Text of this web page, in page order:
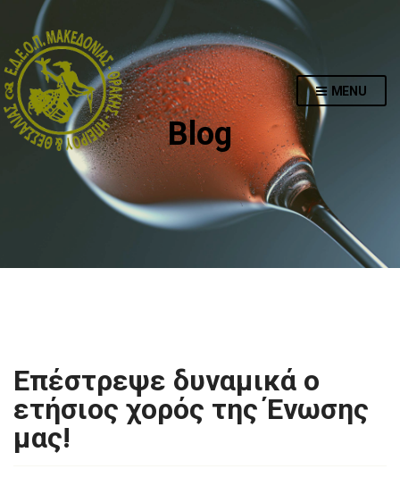
MENU
Blog
Επέστρεψε δυναμικά ο
ετήσιος χορός της Ένωσης
μας!